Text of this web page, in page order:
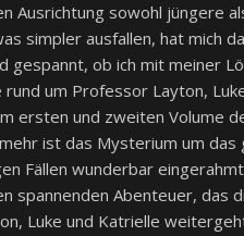
Ausrichtung sowohl jüngere
simpler ausfallen, hat mich
ob ich mit meiner
um Professor Layton,
ersten und zweiten Volume
ist das Mysterium um das
Fällen wunderbar
spannenden Abenteuer, das
Luke und Katrielle